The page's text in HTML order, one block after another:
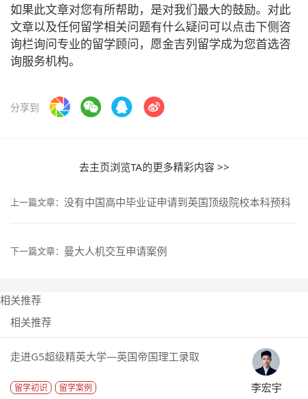
如果此文章对您有所帮助，是对我们最大的鼓励。对此
文章以及任何留学相关问题有什么疑问可以点击下侧咨
询栏询问专业的留学顾问，愿金吉列留学成为您首选咨
询服务机构。
分享到
去主页浏览TA的更多精彩内容 >>
上一篇文章： 没有中国高中毕业证申请到英国顶级院校本科预科
下一篇文章： 曼大人机交互申请案例
相关推荐
相关推荐
走进G5超级精英大学—英国帝国理工录取
留学初识 留学案例 李宏宇